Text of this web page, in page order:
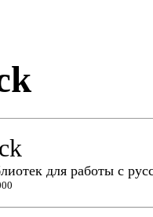
для работы с